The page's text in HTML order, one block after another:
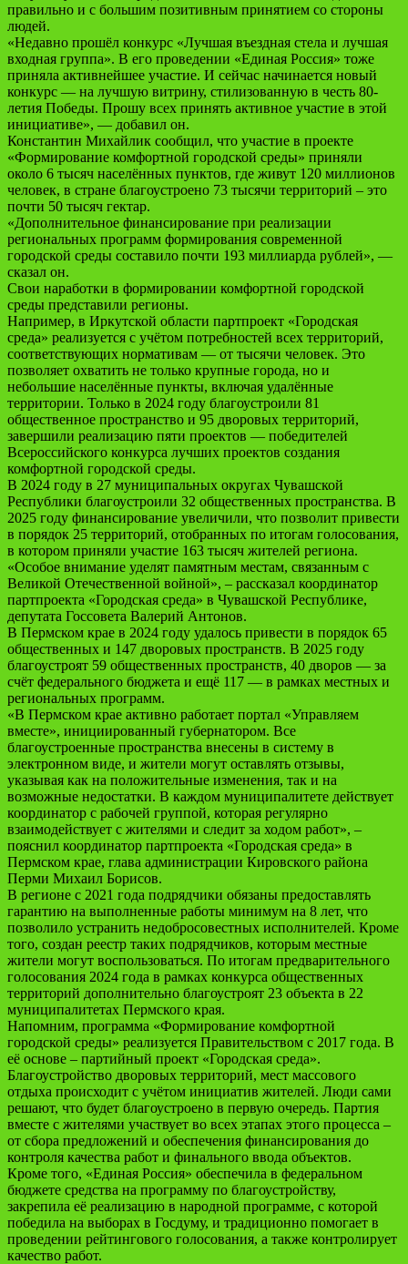
правильно и с большим позитивным принятием со стороны
людей.
«Недавно прошёл конкурс «Лучшая въездная стела и лучшая
входная группа». В его проведении «Единая Россия» тоже
приняла активнейшее участие. И сейчас начинается новый
конкурс — на лучшую витрину, стилизованную в честь 80-
летия Победы. Прошу всех принять активное участие в этой
инициативе», — добавил он.
Константин Михайлик сообщил, что участие в проекте
«Формирование комфортной городской среды» приняли
около 6 тысяч населённых пунктов, где живут 120 миллионов
человек, в стране благоустроено 73 тысячи территорий – это
почти 50 тысяч гектар.
«Дополнительное финансирование при реализации
региональных программ формирования современной
городской среды составило почти 193 миллиарда рублей», —
сказал он.
Свои наработки в формировании комфортной городской
среды представили регионы.
Например, в Иркутской области партпроект «Городская
среда» реализуется с учётом потребностей всех территорий,
соответствующих нормативам — от тысячи человек. Это
позволяет охватить не только крупные города, но и
небольшие населённые пункты, включая удалённые
территории. Только в 2024 году благоустроили 81
общественное пространство и 95 дворовых территорий,
завершили реализацию пяти проектов — победителей
Всероссийского конкурса лучших проектов создания
комфортной городской среды.
В 2024 году в 27 муниципальных округах Чувашской
Республики благоустроили 32 общественных пространства. В
2025 году финансирование увеличили, что позволит привести
в порядок 25 территорий, отобранных по итогам голосования,
в котором приняли участие 163 тысяч жителей региона.
«Особое внимание уделят памятным местам, связанным с
Великой Отечественной войной», – рассказал координатор
партпроекта «Городская среда» в Чувашской Республике,
депутата Госсовета Валерий Антонов.
В Пермском крае в 2024 году удалось привести в порядок 65
общественных и 147 дворовых пространств. В 2025 году
благоустроят 59 общественных пространств, 40 дворов — за
счёт федерального бюджета и ещё 117 — в рамках местных и
региональных программ.
«В Пермском крае активно работает портал «Управляем
вместе», инициированный губернатором. Все
благоустроенные пространства внесены в систему в
электронном виде, и жители могут оставлять отзывы,
указывая как на положительные изменения, так и на
возможные недостатки. В каждом муниципалитете действует
координатор с рабочей группой, которая регулярно
взаимодействует с жителями и следит за ходом работ», –
пояснил координатор партпроекта «Городская среда» в
Пермском крае, глава администрации Кировского района
Перми Михаил Борисов.
В регионе с 2021 года подрядчики обязаны предоставлять
гарантию на выполненные работы минимум на 8 лет, что
позволило устранить недобросовестных исполнителей. Кроме
того, создан реестр таких подрядчиков, которым местные
жители могут воспользоваться. По итогам предварительного
голосования 2024 года в рамках конкурса общественных
территорий дополнительно благоустроят 23 объекта в 22
муниципалитетах Пермского края.
Напомним, программа «Формирование комфортной
городской среды» реализуется Правительством с 2017 года. В
её основе – партийный проект «Городская среда».
Благоустройство дворовых территорий, мест массового
отдыха происходит c учётом инициатив жителей. Люди сами
решают, что будет благоустроено в первую очередь. Партия
вместе с жителями участвует во всех этапах этого процесса –
от сбора предложений и обеспечения финансирования до
контроля качества работ и финального ввода объектов.
Кроме того, «Единая Россия» обеспечила в федеральном
бюджете средства на программу по благоустройству,
закрепила её реализацию в народной программе, с которой
победила на выборах в Госдуму, и традиционно помогает в
проведении рейтингового голосования, а также контролирует
качество работ.